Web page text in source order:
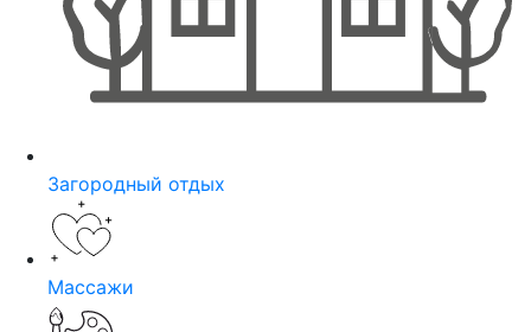
Загородный отдых
Массажи